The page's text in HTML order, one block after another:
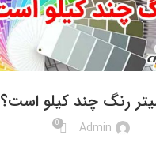
رنگ چند کیلو است؟
Admin
0